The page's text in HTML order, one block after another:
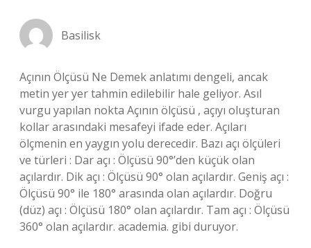
Basilisk
Açının Ölçüsü Ne Demek anlatımı dengeli, ancak
metin yer yer tahmin edilebilir hale geliyor. Asıl
vurgu yapılan nokta Açının ölçüsü , açıyı oluşturan
kollar arasındaki mesafeyi ifade eder. Açıları
ölçmenin en yaygın yolu derecedir. Bazı açı ölçüleri
ve türleri : Dar açı : Ölçüsü 90°’den küçük olan
açılardır. Dik açı : Ölçüsü 90° olan açılardır. Geniş açı :
Ölçüsü 90° ile 180° arasında olan açılardır. Doğru
(düz) açı : Ölçüsü 180° olan açılardır. Tam açı : Ölçüsü
360° olan açılardır. academia. gibi duruyor.